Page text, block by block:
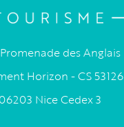
des Anglais
Horizon - CS 53126
06203 Nice Cedex 3